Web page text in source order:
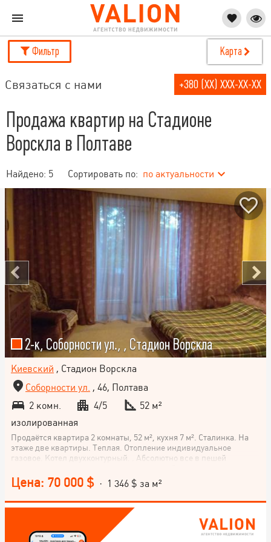
Фильтр Карта
Связаться с нами +380 (XX) XXX-XX-XX
Продажа квартир на Стадионе
Ворскла в Полтаве
Найдено: 5 Сортировать по: по актуальности
2-к, Соборности ул., , Стадион Ворскла
Киевский , Стадион Ворскла
Соборности ул. , 46, Полтава
2 комн.
4/5
52 м²
изолированная
Продаётся квартира 2 комнаты, 52 м², кухня 7 м². Сталинка. На
этаже две квартиры. Теплая. Отопление индивидуальное
газовое. Котел двухконтурный. . Абсолютно все в пешей
аптеки, магазины, цнап, парки, дк, остановки транспорта,
кольцевой... Мебель по договоренности.
Цена: 70 000 $ · 1 346 $ за м²